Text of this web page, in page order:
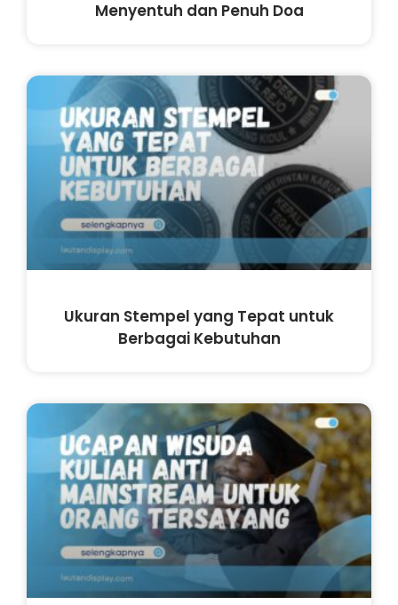
Menyentuh dan Penuh Doa
Ukuran Stempel yang Tepat untuk
Berbagai Kebutuhan